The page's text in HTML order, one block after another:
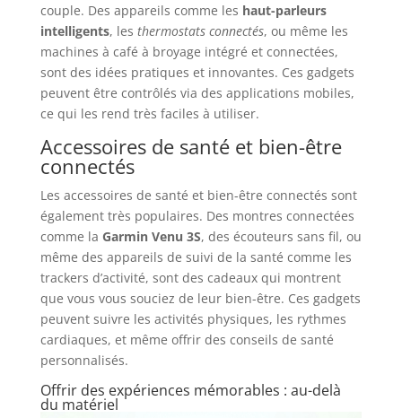
couple. Des appareils comme les haut-parleurs
intelligents, les thermostats connectés, ou même les
machines à café à broyage intégré et connectées,
sont des idées pratiques et innovantes. Ces gadgets
peuvent être contrôlés via des applications mobiles,
ce qui les rend très faciles à utiliser.
Accessoires de santé et bien-être
connectés
Les accessoires de santé et bien-être connectés sont
également très populaires. Des montres connectées
comme la Garmin Venu 3S, des écouteurs sans fil, ou
même des appareils de suivi de la santé comme les
trackers d’activité, sont des cadeaux qui montrent
que vous vous souciez de leur bien-être. Ces gadgets
peuvent suivre les activités physiques, les rythmes
cardiaques, et même offrir des conseils de santé
personnalisés.
Offrir des expériences mémorables : au-delà
du matériel